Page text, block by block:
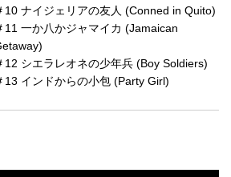
10 ナイジェリアの友人 (Conned in Quito)
11 一か八かジャマイカ (Jamaican
12 シエラレオネの少年兵 (Boy Soldiers)
13 インドからの小包 (Party Girl)